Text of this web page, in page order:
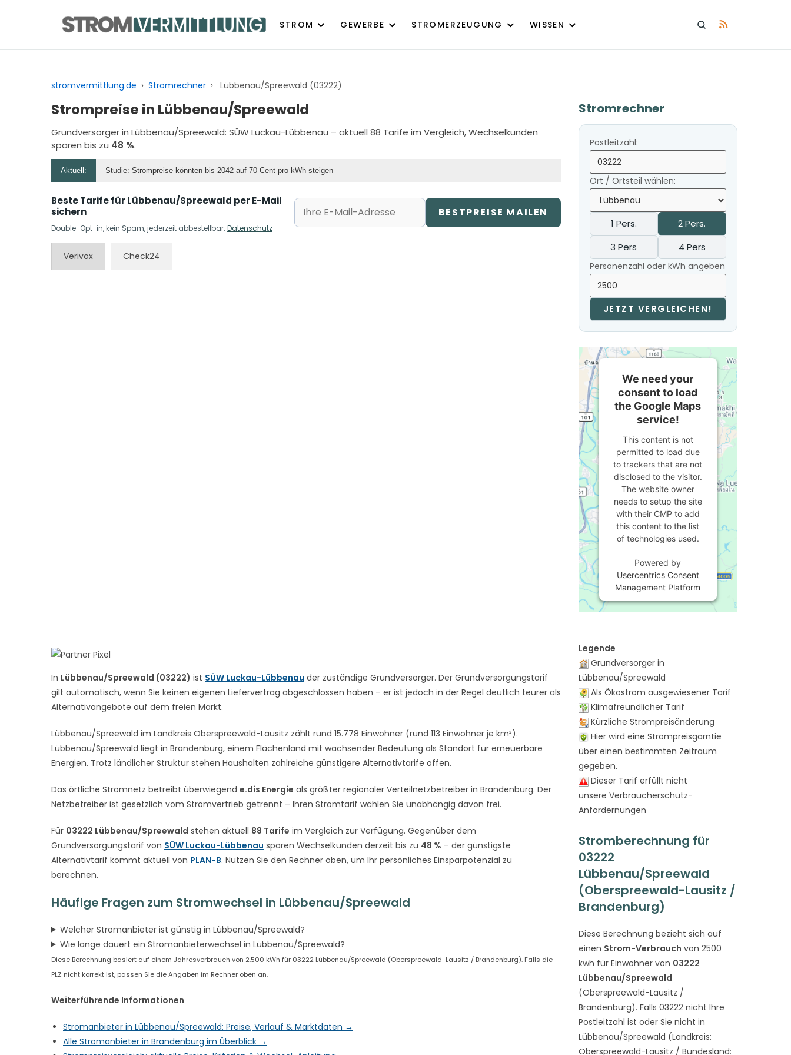
STROM GEWERBE STROMERZEUGUNG WISSEN
stromvermittlung.de › Stromrechner › Lübbenau/Spreewald (03222)
Strompreise in Lübbenau/Spreewald
Grundversorger in Lübbenau/Spreewald: SÜW Luckau-Lübbenau – aktuell 88 Tarife im Vergleich, Wechselkunden
sparen bis zu 48 %.
In Lübbenau/Spreewald (03222) ist SÜW Luckau-Lübbenau der zuständige Grundversorger. Der Grundversorgungstarif
gilt automatisch, wenn Sie keinen eigenen Liefervertrag abgeschlossen haben – er ist jedoch in der Regel deutlich teurer als
Alternativangebote auf dem freien Markt.
Lübbenau/Spreewald im Landkreis Oberspreewald-Lausitz zählt rund 15.778 Einwohner (rund 113 Einwohner je km²).
Lübbenau/Spreewald liegt in Brandenburg, einem Flächenland mit wachsender Bedeutung als Standort für erneuerbare
Energien. Trotz ländlicher Struktur stehen Haushalten zahlreiche günstigere Alternativtarife offen.
Das örtliche Stromnetz betreibt überwiegend e.dis Energie als größter regionaler Verteilnetzbetreiber in Brandenburg. Der
Netzbetreiber ist gesetzlich vom Stromvertrieb getrennt – Ihren Stromtarif wählen Sie unabhängig davon frei.
Für 03222 Lübbenau/Spreewald stehen aktuell 88 Tarife im Vergleich zur Verfügung. Gegenüber dem
Grundversorgungstarif von SÜW Luckau-Lübbenau sparen Wechselkunden derzeit bis zu 48 % – der günstigste
Alternativtarif kommt aktuell von PLAN-B. Nutzen Sie den Rechner oben, um Ihr persönliches Einsparpotenzial zu
berechnen.
Häufige Fragen zum Stromwechsel in Lübbenau/Spreewald
Welcher Stromanbieter ist günstig in Lübbenau/Spreewald?
Wie lange dauert ein Stromanbieterwechsel in Lübbenau/Spreewald?
Diese Berechnung basiert auf einem Jahresverbrauch von 2.500 kWh für 03222 Lübbenau/Spreewald (Oberspreewald-Lausitz / Brandenburg). Falls die
PLZ nicht korrekt ist, passen Sie die Angaben im Rechner oben an.
Weiterführende Informationen
Stromanbieter in Lübbenau/Spreewald: Preise, Verlauf & Marktdaten →
Alle Stromanbieter in Brandenburg im Überblick →
Aktuell: Studie: Strompreise könnten bis 2042 auf 70 Cent pro kWh steigen
Beste Tarife für Lübbenau/Spreewald per E-Mail
sichern
Double-Opt-in, kein Spam, jederzeit abbestellbar. Datenschutz
BESTPREISE MAILEN
Verivox Check24
Stromrechner
Postleitzahl:
Ort / Ortsteil wählen:
1 Pers.
2 Pers.
3 Pers
4 Pers
Personenzahl oder kWh angeben
JETZT VERGLEICHEN!
We need your
consent to load
the Google Maps
service!
This content is not
permitted to load due
to trackers that are not
disclosed to the visitor.
The website owner
needs to setup the site
with their CMP to add
this content to the list
of technologies used.
Powered by
Usercentrics Consent
Management Platform
Legende
Grundversorger in
Lübbenau/Spreewald
Als Ökostrom ausgewiesener Tarif
Klimafreundlicher Tarif
Kürzliche Strompreisänderung
Hier wird eine Strompreisgarntie
über einen bestimmten Zeitraum
gegeben.
Dieser Tarif erfüllt nicht
unsere Verbraucherschutz-
Anfordernungen
Stromberechnung für
03222
Lübbenau/Spreewald
(Oberspreewald-Lausitz /
Brandenburg)
Diese Berechnung bezieht sich auf
einen Strom-Verbrauch von 2500
kwh für Einwohner von 03222
Lübbenau/Spreewald
(Oberspreewald-Lausitz /
Brandenburg). Falls 03222 nicht Ihre
Postleitzahl ist oder Sie nicht in
Lübbenau/Spreewald (Landkreis:
Oberspreewald-Lausitz / Bundesland: